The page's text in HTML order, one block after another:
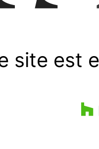
site est